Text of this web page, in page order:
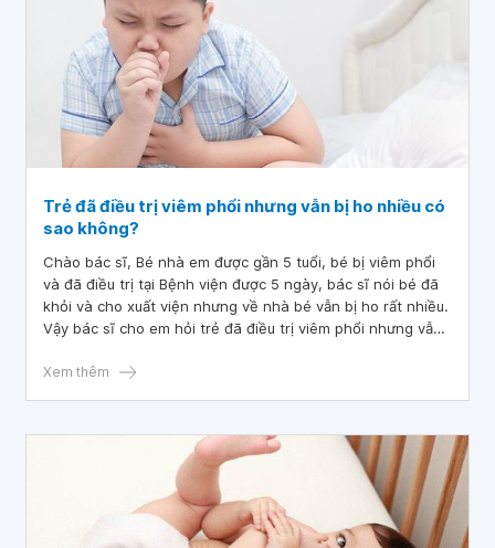
Trẻ đã điều trị viêm phổi nhưng vẫn bị ho nhiều có
sao không?
Chào bác sĩ, Bé nhà em được gần 5 tuổi, bé bị viêm phổi
và đã điều trị tại Bệnh viện được 5 ngày, bác sĩ nói bé đã
khỏi và cho xuất viện nhưng về nhà bé vẫn bị ho rất nhiều.
Vậy bác sĩ cho em hỏi trẻ đã điều trị viêm phổi nhưng vẫn
Xem thêm